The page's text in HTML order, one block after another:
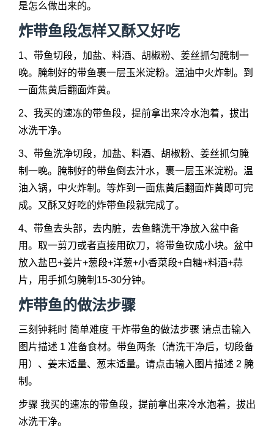
是怎么做出来的。
炸带鱼段怎样又酥又好吃
1、带鱼切段，加盐、料酒、胡椒粉、姜丝抓匀腌制一
晚。腌制好的带鱼裹一层玉米淀粉。温油中火炸制。到
一面焦黄后翻面炸黄。
2、我买的速冻的带鱼段，提前拿出来冷水泡着，拔出
冰洗干净。
3、带鱼洗净切段，加盐、料酒、胡椒粉、姜丝抓匀腌
制一晚。腌制好的带鱼倒去汁水，裹一层玉米淀粉。温
油入锅，中火炸制。等炸到一面焦黄后翻面炸黄即可完
成。又酥又好吃的炸带鱼段就完成了。
4、带鱼去头部，去内脏，去鱼鳍洗干净放入盆中备
用。取一剪刀或者直接用砍刀，将带鱼砍成小块。盆中
放入盐巴+姜片+葱段+洋葱+小香菜段+白糖+料酒+蒜
片，用手抓匀腌制15-30分钟。
炸带鱼的做法步骤
三刻钟耗时 简单难度 干炸带鱼的做法步骤 请点击输入
图片描述 1 准备食材。带鱼两条（清洗干净后，切段备
用）、姜末适量、葱末适量。请点击输入图片描述 2 腌
制。
步骤 我买的速冻的带鱼段，提前拿出来冷水泡着，拔出
冰洗干净。